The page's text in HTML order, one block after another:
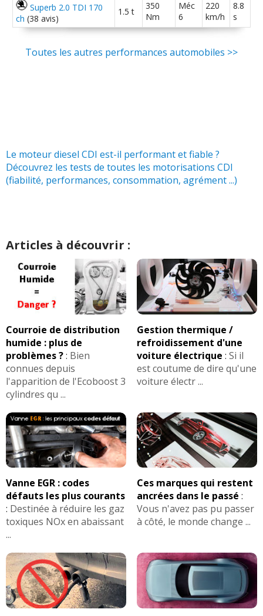
Superb 2.0 TDI 170
ch (38 avis)
1.5 t
350
Nm
Méc
6
220
km/h
8.8
s
Toutes les autres performances automobiles >>
Le moteur diesel CDI est-il performant et fiable ?
Découvrez les tests de toutes les motorisations CDI
(fiabilité, performances, consommation, agrément ...)
Articles à découvrir :
Courroie de distribution
humide : plus de
problèmes ?: Bien
connues depuis
l'apparition de l'Ecoboost 3
cylindres qu ...
Gestion thermique /
refroidissement d'une
voiture électrique : Si il
est coutume de dire qu'une
voiture électr ...
Vanne EGR : codes
défauts les plus courants
: Destinée à réduire les gaz
toxiques NOx en abaissant
...
Ces marques qui restent
ancrées dans le passé :
Vous n'avez pas pu passer
à côté, le monde change ...